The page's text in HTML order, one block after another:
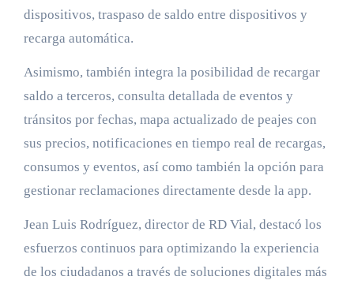
dispositivos, traspaso de saldo entre dispositivos y
recarga automática.
Asimismo, también integra la posibilidad de recargar
saldo a terceros, consulta detallada de eventos y
tránsitos por fechas, mapa actualizado de peajes con
sus precios, notificaciones en tiempo real de recargas,
consumos y eventos, así como también la opción para
gestionar reclamaciones directamente desde la app.
Jean Luis Rodríguez, director de RD Vial, destacó los
esfuerzos continuos para optimizando la experiencia
de los ciudadanos a través de soluciones digitales más